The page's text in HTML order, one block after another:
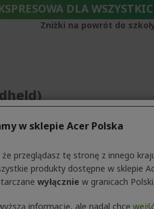
DLA
Zniżki na powrót do
do zaznaczenia.
w sklepie Acer Polska
że przeglądasz tę stronę z innego
produkty dostępne w sklepie
wyłącznie w granicach Polski.
informację, ale nadal chcę